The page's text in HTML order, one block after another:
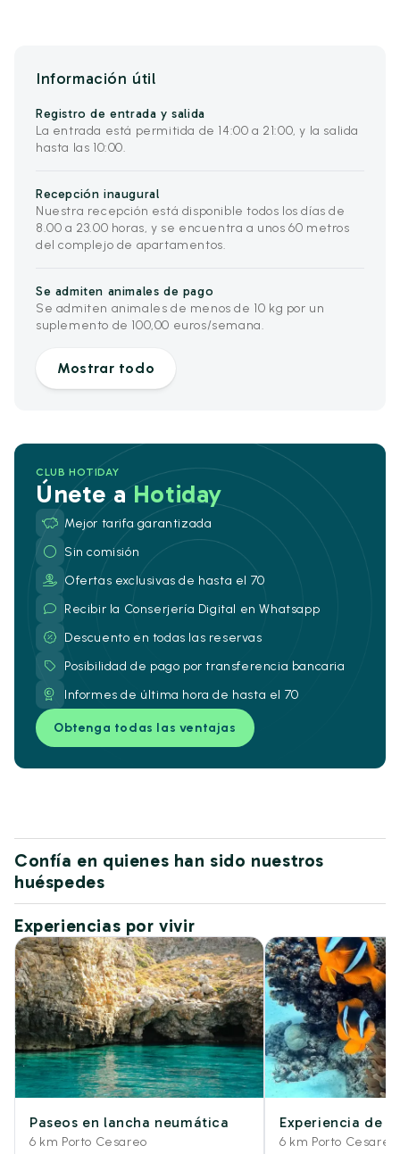
Información útil
Registro de entrada y salida
La entrada está permitida de 14:00 a 21:00, y la salida
hasta las 10:00.
Recepción inaugural
Nuestra recepción está disponible todos los días de
8.00 a 23.00 horas, y se encuentra a unos 60 metros
del complejo de apartamentos.
Se admiten animales de pago
Se admiten animales de menos de 10 kg por un
suplemento de 100,00 euros/semana.
Mostrar todo
CLUB HOTIDAY
Únete aHotiday
Mejor tarifa garantizada
Sin comisión
Ofertas exclusivas de hasta el 70
Recibir la Conserjería Digital en Whatsapp
Descuento en todas las reservas
Posibilidad de pago por transferencia bancaria
Informes de última hora de hasta el 70
Obtenga todas las ventajas
Confía en quienes han sido nuestros
huéspedes
Experiencias por vivir
Paseos en lancha neumática
6 km Porto Cesareo
Experiencia de
6 km Porto Cesareo